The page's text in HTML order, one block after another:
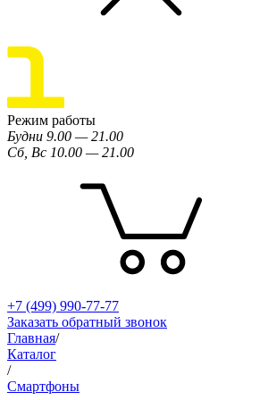
Режим работы
Будни 9.00 — 21.00
Сб, Вс 10.00 — 21.00
+7 (499) 990-77-77
Заказать обратный звонок
Главная/
Каталог
/
Смартфоны